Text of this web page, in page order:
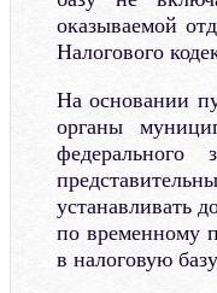
оказываемой
Налогового
На основании
органы
федерального
устанавливать
по временному
в налоговую